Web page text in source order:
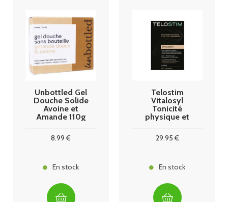
Unbottled Gel
Douche Solide
Avoine et
Amande 110g
8.99 €
En stock
Telostim
Vitalosyl
Tonicité
physique et
gélules
29.95€
En stock